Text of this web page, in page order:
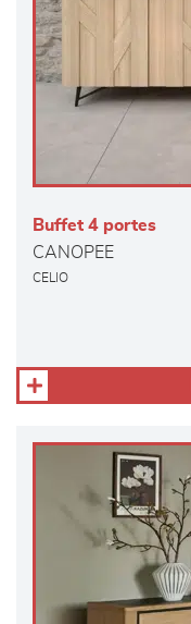
Buffet 4 portes
CANOPEE
CELIO